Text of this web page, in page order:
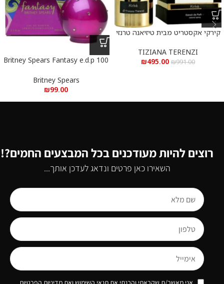
קירקי אקסטריט מבית טיזיאנה טרנזי
Parfum 100 ml
TIZIANA TERENZI
₪991.00
₪495.00
Britney Spears Fantasy e.d.p 100
מ”ל
Britney Spears
₪99.00
רוצים להיות מעודכנים בכל המבצעים החמים?!
השאירו כאן פרטים ונדאג לעדכן אותך...